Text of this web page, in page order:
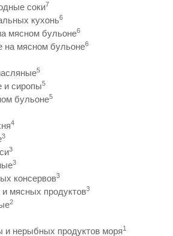
соки7
кухонь6
мясном бульоне6
на мясном бульоне6
5
и сиропы5
бульоне5
4
3
3
3
консервов3
мясных продуктов3
2
нерыбных продуктов моря1